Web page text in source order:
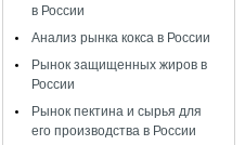
в России
Анализ рынка кокса в России
Рынок защищенных жиров в
России
Рынок пектина и сырья для
его производства в России